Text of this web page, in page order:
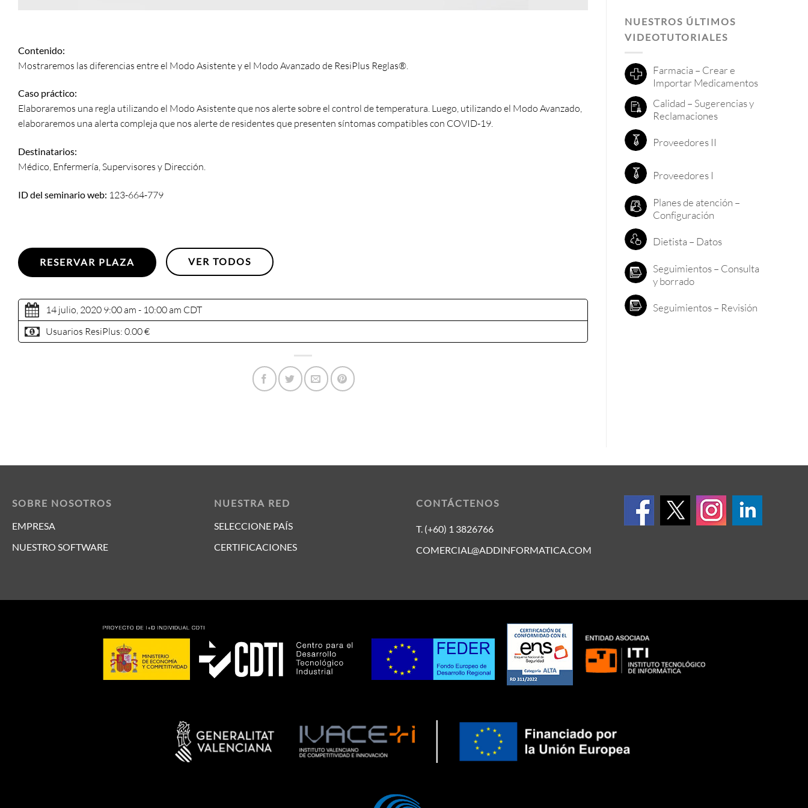
Contenido:
Mostraremos las diferencias entre el Modo Asistente y el Modo Avanzado de ResiPlus Reglas®.
Caso práctico:
Elaboraremos una regla utilizando el Modo Asistente que nos alerte sobre el control de temperatura. Luego, utilizando el Modo Avanzado,
elaboraremos una alerta compleja que nos alerte de residentes que presenten síntomas compatibles con COVID-19.
Destinatarios:
Médico, Enfermería, Supervisores y Dirección.
ID del seminario web: 123-664-779
RESERVAR PLAZA VER TODOS
14 julio, 2020 9:00 am - 10:00 am CDT
Usuarios ResiPlus: 0.00 €
NUESTROS ÚLTIMOS
VIDEOTUTORIALES
Farmacia – Crear e
Importar Medicamentos
Calidad – Sugerencias y
Reclamaciones
Proveedores II
Proveedores I
Planes de atención –
Configuración
Dietista – Datos
Seguimientos – Consulta
y borrado
Seguimientos – Revisión
SOBRE NOSOTROS
EMPRESA
NUESTRO SOFTWARE
NUESTRA RED
SELECCIONE PAÍS
CERTIFICACIONES
CONTÁCTENOS
T. (+60) 1 3826766
COMERCIAL@ADDINFORMATICA.COM